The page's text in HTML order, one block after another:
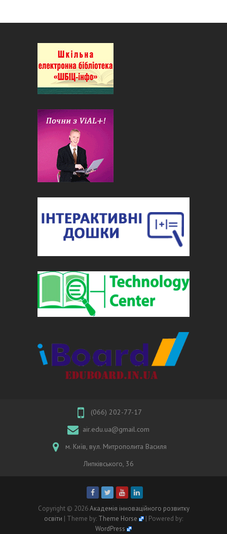
(066) 202-77-17
air.edu.ua@gmail.com
м. Київ, вул. Митрополита Василя
Липківського, 36
Copyright © 2026Академія інноваційного розвитку
освіти | Theme by: Theme Horse
| Powered by:
WordPress